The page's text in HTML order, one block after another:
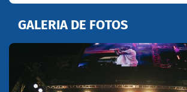
GALERIA DE FOTOS